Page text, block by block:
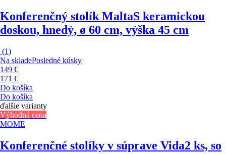
Konferenčný stolík MaltaS keramickou
doskou, hnedý, ø 60 cm, výška 45 cm
(1)
Na skladePosledné kúsky
149 €
171 €
Do košíka
Do košíka
ďalšie varianty
Výhodná cena
MOME
Konferenčné stolíky v súprave Vida2 ks, so